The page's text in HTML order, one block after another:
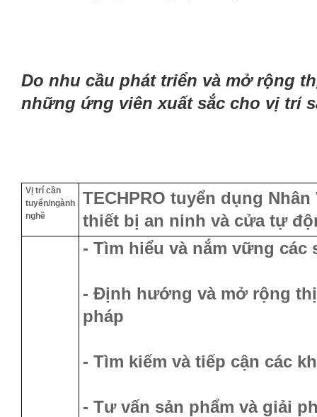
Do nhu cầu phát triển và mở rộng
những ứng viên xuất sắc cho vị trí
Vị trí cần
tuyển/ngành
nghề
TECHPRO tuyển dụng
thiết bị an ninh và cửa tự
- Tìm hiểu và nắm vững các
- Định hướng và mở rộng
pháp
- Tìm kiếm và tiếp cận các
- Tư vấn sản phẩm và giải